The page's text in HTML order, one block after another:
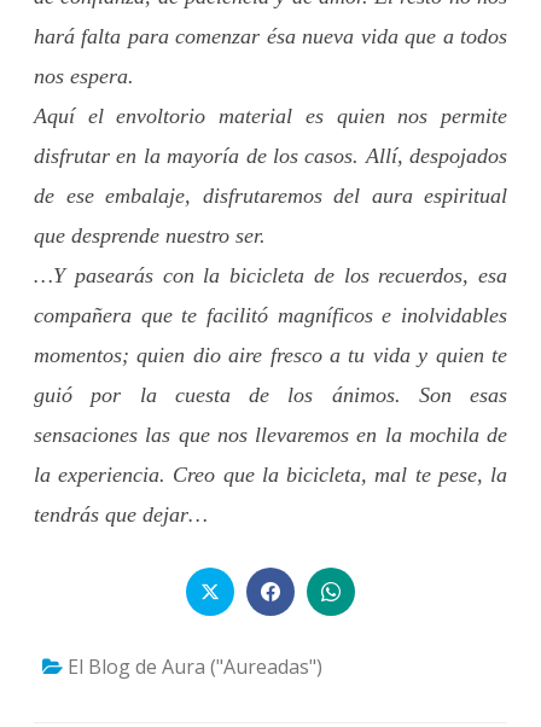
hará falta para comenzar ésa nueva vida que a todos
nos espera.
Aquí el envoltorio material es quien nos permite
disfrutar en la mayoría de los casos. Allí, despojados
de ese embalaje, disfrutaremos del aura espiritual
que desprende nuestro ser.
…Y pasearás con la bicicleta de los recuerdos, esa
compañera que te facilitó magníficos e inolvidables
momentos; quien dio aire fresco a tu vida y quien te
guió por la cuesta de los ánimos. Son esas
sensaciones las que nos llevaremos en la mochila de
la experiencia. Creo que la bicicleta, mal te pese, la
tendrás que dejar…
El Blog de Aura ("Aureadas")